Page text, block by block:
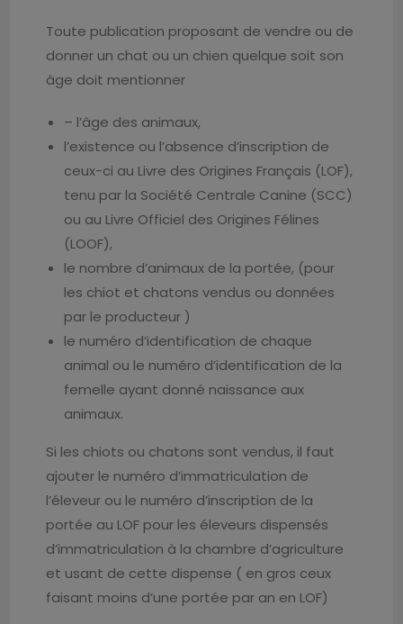
Toute publication proposant de vendre ou de
donner un chat ou un chien quelque soit son
âge doit mentionner
– l’âge des animaux,
l’existence ou l’absence d’inscription de
ceux-ci au Livre des Origines Français (LOF),
tenu par la Société Centrale Canine (SCC)
ou au Livre Officiel des Origines Félines
(LOOF),
le nombre d’animaux de la portée, (pour
les chiot et chatons vendus ou données
par le producteur )
le numéro d’identification de chaque
animal ou le numéro d’identification de la
femelle ayant donné naissance aux
animaux.
Si les chiots ou chatons sont vendus, il faut
ajouter le numéro d’immatriculation de
l’éleveur ou le numéro d’inscription de la
portée au LOF pour les éleveurs dispensés
d’immatriculation à la chambre d’agriculture
et usant de cette dispense ( en gros ceux
faisant moins d’une portée par an en LOF)